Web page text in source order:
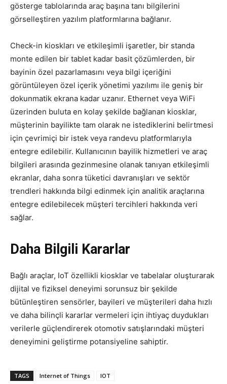
gösterge tablolarında araç başına tanı bilgilerini
görselleştiren yazılım platformlarına bağlanır.
Check-in kioskları ve etkileşimli işaretler, bir standa
monte edilen bir tablet kadar basit çözümlerden, bir
bayinin özel pazarlamasını veya bilgi içeriğini
görüntüleyen özel içerik yönetimi yazılımı ile geniş bir
dokunmatik ekrana kadar uzanır. Ethernet veya WiFi
üzerinden buluta en kolay şekilde bağlanan kiosklar,
müşterinin bayilikte tam olarak ne istediklerini belirtmesi
için çevrimiçi bir istek veya randevu platformlarıyla
entegre edilebilir. Kullanıcının bayilik hizmetleri ve araç
bilgileri arasında gezinmesine olanak tanıyan etkileşimli
ekranlar, daha sonra tüketici davranışları ve sektör
trendleri hakkında bilgi edinmek için analitik araçlarına
entegre edilebilecek müşteri tercihleri ​​hakkında veri
sağlar.
Daha Bilgili Kararlar
Bağlı araçlar, IoT özellikli kiosklar ve tabelalar oluşturarak
dijital ve fiziksel deneyimi sorunsuz bir şekilde
bütünleştiren sensörler, bayileri ve müşterileri daha hızlı
ve daha bilinçli kararlar vermeleri için ihtiyaç duydukları
verilerle güçlendirerek otomotiv satışlarındaki müşteri
deneyimini geliştirme potansiyeline sahiptir.
TAGS Internet of Things IOT